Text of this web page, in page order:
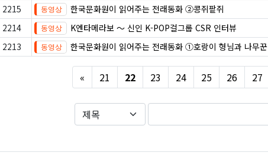
2215
한국문화원이 읽어주는 전래동화 ②콩쥐팥쥐
2214
K엔타메라보 ～ 신인 K-POP걸그룹 CSR 인터뷰
2213
한국문화원이 읽어주는 전래동화 ①호랑이 형님과 나무꾼
« Previous
21 22 23 24 25 26 27